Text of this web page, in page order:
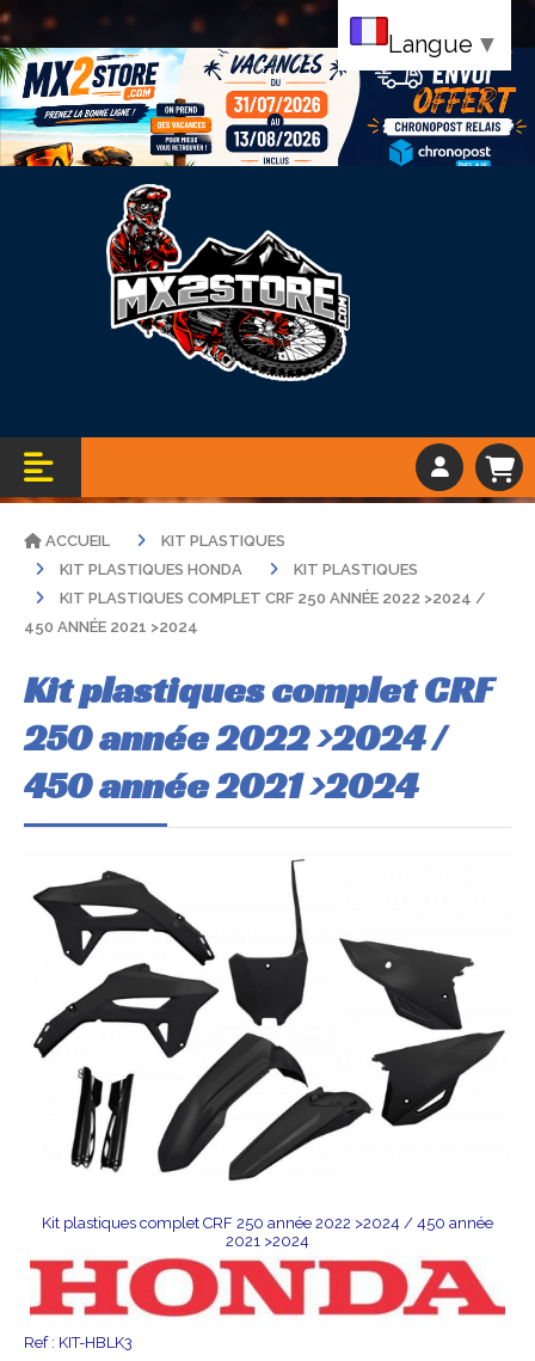
Bandeau vacance
ACCUEIL
KIT PLASTIQUES
KIT PLASTIQUES HONDA
KIT PLASTIQUES
KIT PLASTIQUES COMPLET CRF 250 ANNÉE 2022 >2024 /
450 ANNÉE 2021 >2024
Kit plastiques complet CRF
250 année 2022 >2024 /
450 année 2021 >2024
Kit plastiques complet CRF 250 année 2022 >2024 / 450 année
2021 >2024
Ref : KIT-HBLK3
Langue ▼